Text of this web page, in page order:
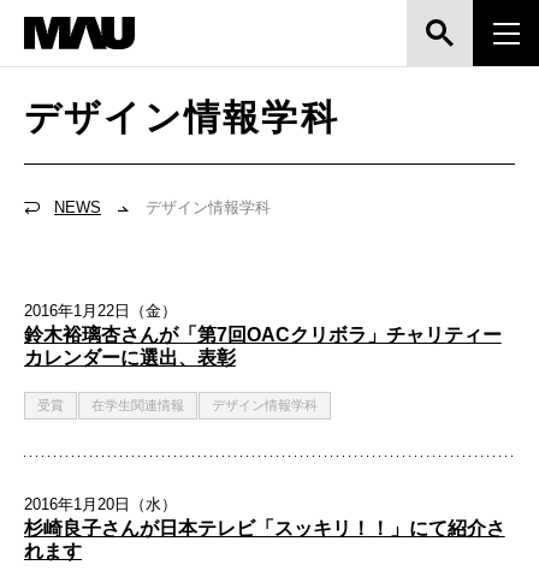
NEWS デザイン情報学科
デザイン情報学科
2016年1月22日（金）
鈴木裕璃杏さんが「第7回OACクリボラ」チャリティー
カレンダーに選出、表彰
受賞 在学生関連情報 デザイン情報学科
2016年1月20日（水）
杉崎良子さんが日本テレビ「スッキリ！！」にて紹介さ
れます